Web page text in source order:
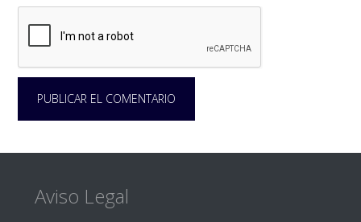
Footer
Aviso Legal